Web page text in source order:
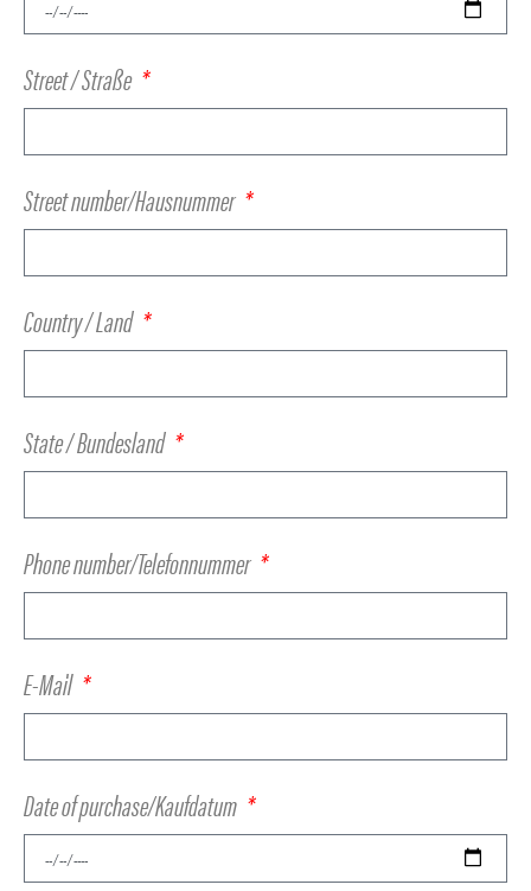
Street / Straße
Street number/Hausnummer
Country / Land
State / Bundesland
Phone number/Telefonnummer
E-Mail
Date of purchase/Kaufdatum